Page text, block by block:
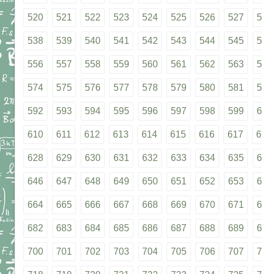
520 521 522 523 524 525 526 527
538 539 540 541 542 543 544 545
556 557 558 559 560 561 562 563
574 575 576 577 578 579 580 581
592 593 594 595 596 597 598 599
610 611 612 613 614 615 616 617
628 629 630 631 632 633 634 635
646 647 648 649 650 651 652 653
664 665 666 667 668 669 670 671
682 683 684 685 686 687 688 689
700 701 702 703 704 705 706 707